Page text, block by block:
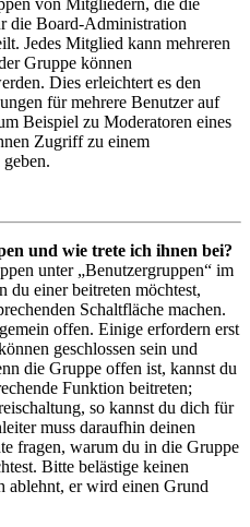
von Mitgliedern, die die
die Board-Administration
Jedes Mitglied kann mehreren
Gruppe können
Dies erleichtert es den
für mehrere Benutzer auf
Beispiel zu Moderatoren eines
Zugriff zu einem
und wie trete ich ihnen bei?
unter „Benutzergruppen“ im
du einer beitreten möchtest,
Schaltfläche machen.
offen. Einige erfordern erst
geschlossen sein und
die Gruppe offen ist, kannst du
Funktion beitreten;
so kannst du dich für
muss daraufhin deinen
fragen, warum du in die Gruppe
Bitte belästige keinen
ablehnt, er wird einen Grund